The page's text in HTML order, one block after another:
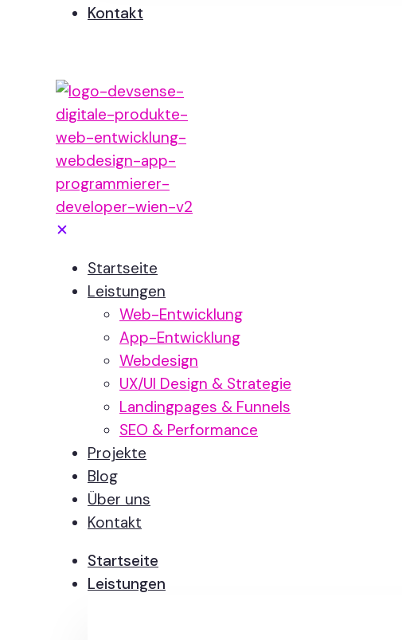
Kontakt
✕
Startseite
Leistungen
Web-Entwicklung
App-Entwicklung
Webdesign
UX/UI Design & Strategie
Landingpages & Funnels
SEO & Performance
Projekte
Blog
Über uns
Kontakt
Startseite
Leistungen